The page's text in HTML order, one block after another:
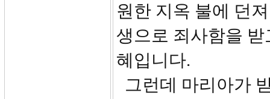
원한 지옥 불에 던
생으로 죄사함을
혜입니다.
그런데 마리아가